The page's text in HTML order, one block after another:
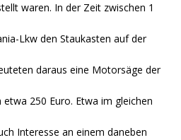
waren. In der Zeit zwischen 1
Lkw den Staukasten auf der
daraus eine Motorsäge der
250 Euro. Etwa im gleichen
Interesse an einem daneben